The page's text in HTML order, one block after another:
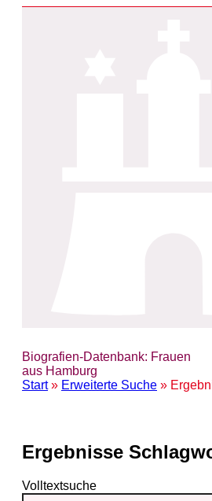
Biografien-Datenbank: Frauen
aus Hamburg
Start» Erweiterte Suche »
Ergebnisse
Volltextsuche